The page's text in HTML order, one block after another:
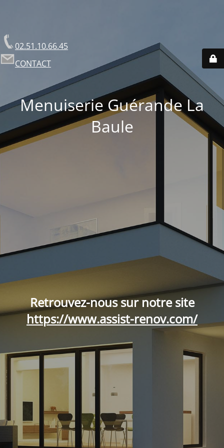
02.51.10.66.45
CONTACT
Menuiserie Guérande La
Baule
Retrouvez-nous sur notre site
https://www.assist-renov.com/